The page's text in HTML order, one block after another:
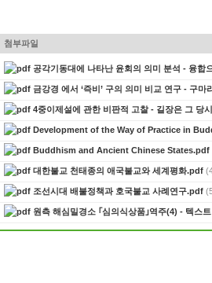
첨부파일
공각기동대에 나타난 윤회의 의미 분석 - 융합
금강경 에서 ‘즉비’ 구의 의미 비교 연구 - 구
4중이제설에 관한 비판적 고찰 - 길장은 그 당
Development of the Way of Practice in
Buddhism and Ancient Chinese States.pdf
대한불교 천태종의 애국불교와 세계평화.pdf
조선시대 배불정책과 호국불교 사례연구.pdf
원측 해심밀경소 ｢심의식상품｣역주(4) - 텍스